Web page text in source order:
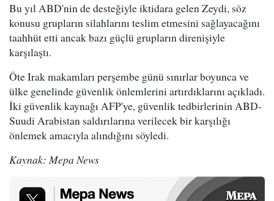
Bu yıl ABD'nin de desteğiyle iktidara gelen Zeydi, söz
konusu grupların silahlarını teslim etmesini sağlayacağını
taahhüt etti ancak bazı güçlü grupların direnişiyle
karşılaştı.
Öte Irak makamları perşembe günü sınırlar boyunca ve
ülke genelinde güvenlik önlemlerini artırdıklarını açıkladı.
İki güvenlik kaynağı AFP'ye, güvenlik tedbirlerinin ABD-
Suudi Arabistan saldırılarına verilecek bir karşılığı
önlemek amacıyla alındığını söyledi.
Kaynak: Mepa News